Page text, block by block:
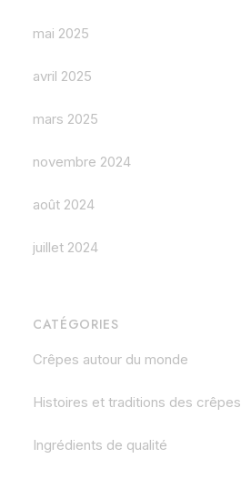
mai 2025
avril 2025
mars 2025
novembre 2024
août 2024
juillet 2024
CATÉGORIES
Crêpes autour du monde
Histoires et traditions des crêpes
Ingrédients de qualité